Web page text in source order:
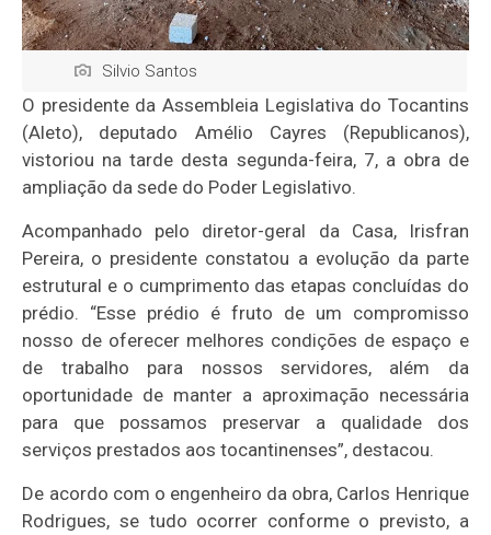
Silvio Santos
O presidente da Assembleia Legislativa do Tocantins
(Aleto), deputado Amélio Cayres (Republicanos),
vistoriou na tarde desta segunda-feira, 7, a obra de
ampliação da sede do Poder Legislativo.
Acompanhado pelo diretor-geral da Casa, Irisfran
Pereira, o presidente constatou a evolução da parte
estrutural e o cumprimento das etapas concluídas do
prédio. “Esse prédio é fruto de um compromisso
nosso de oferecer melhores condições de espaço e
de trabalho para nossos servidores, além da
oportunidade de manter a aproximação necessária
para que possamos preservar a qualidade dos
serviços prestados aos tocantinenses”, destacou.
De acordo com o engenheiro da obra, Carlos Henrique
Rodrigues, se tudo ocorrer conforme o previsto, a